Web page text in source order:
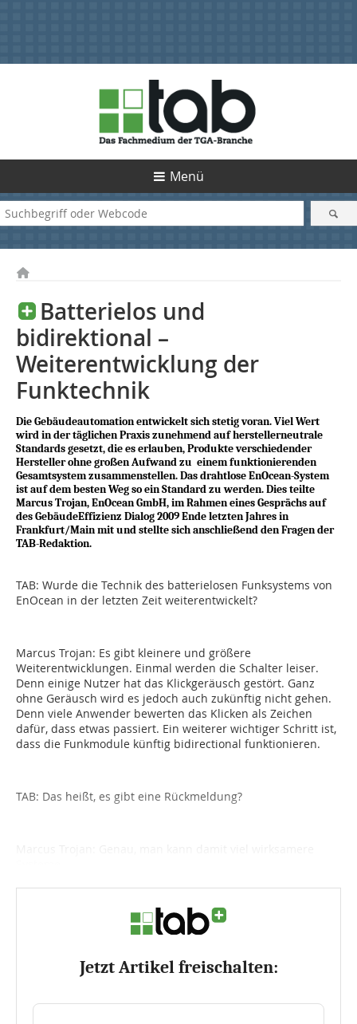
Menü
Batterielos und
bidirektional –
Weiterentwicklung der
Funktechnik
Die Gebäudeautomation entwickelt sich stetig voran. Viel Wert
wird in der täglichen Praxis zunehmend auf herstellerneutrale
Standards gesetzt, die es erlauben, Produkte verschiedender
Hersteller ohne großen Aufwand zu einem funktionierenden
Gesamtsystem zusammenstellen. Das drahtlose EnOcean-System
ist auf dem besten Weg so ein Standard zu werden. Dies teilte
Marcus Trojan, EnOcean GmbH, im Rahmen eines Gesprächs auf
des GebäudeEffizienz Dialog 2009 Ende letzten Jahres in
Frankfurt/Main mit und stellte sich anschließend den Fragen der
TAB-Redaktion.
TAB: Wurde die Technik des batterielosen Funksystems von
EnOcean in der letzten Zeit weiterentwickelt?
Marcus Trojan: Es gibt kleinere und größere
Weiterentwicklungen. Einmal werden die Schalter leiser.
Denn einige Nutzer hat das Klickgeräusch gestört. Ganz
ohne Geräusch wird es jedoch auch zukünftig nicht gehen.
Denn viele Anwender bewerten das Klicken als Zeichen
dafür, dass etwas passiert. Ein weiterer wichtiger Schritt ist,
dass die Funkmodule künftig bidirectional funktionieren.
TAB: Das heißt, es gibt eine Rückmeldung?
Jetzt Artikel freischalten: